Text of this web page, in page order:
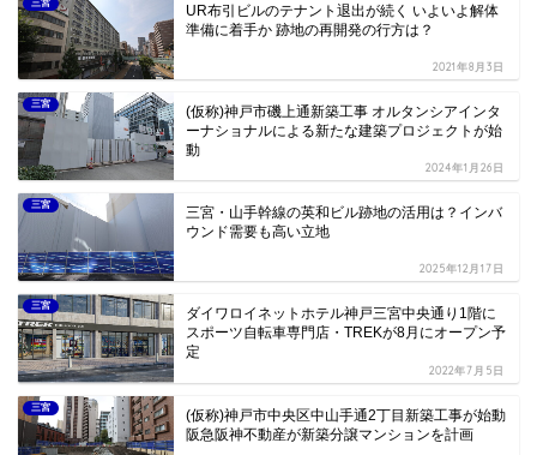
三宮
UR布引ビルのテナント退出が続く いよいよ解体
準備に着手か 跡地の再開発の行方は？
2021年8月3日
三宮
(仮称)神戸市磯上通新築工事 オルタンシアインタ
ーナショナルによる新たな建築プロジェクトが始
動
2024年1月26日
三宮
三宮・山手幹線の英和ビル跡地の活用は？インバ
ウンド需要も高い立地
2025年12月17日
三宮
ダイワロイネットホテル神戸三宮中央通り1階に
スポーツ自転車専門店・TREKが8月にオープン予
定
2022年7月5日
三宮
(仮称)神戸市中央区中山手通2丁目新築工事が始動
阪急阪神不動産が新築分譲マンションを計画